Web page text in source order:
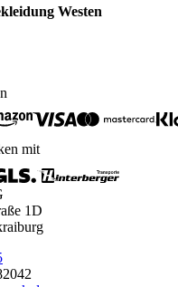
Westen
mit
1D